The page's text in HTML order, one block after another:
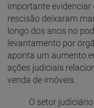
importante evidenciar
rescisão deixaram
longo dos anos no
levantamento por
aponta um aumento
ações judiciais
venda de imóveis.
O setor judiciário